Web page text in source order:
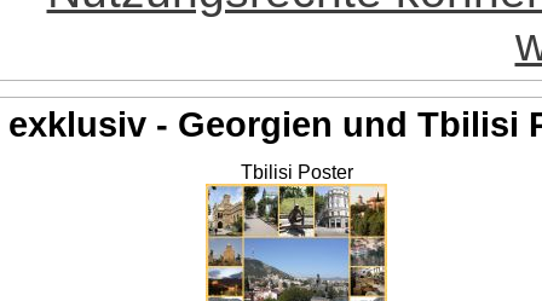
exklusiv - Georgien und Tbilisi
Tbilisi Poster